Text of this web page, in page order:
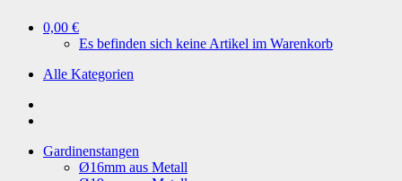
0,00 €
Es befinden sich keine Artikel im Warenkorb
Alle Kategorien
Gardinenstangen
Ø16mm aus Metall